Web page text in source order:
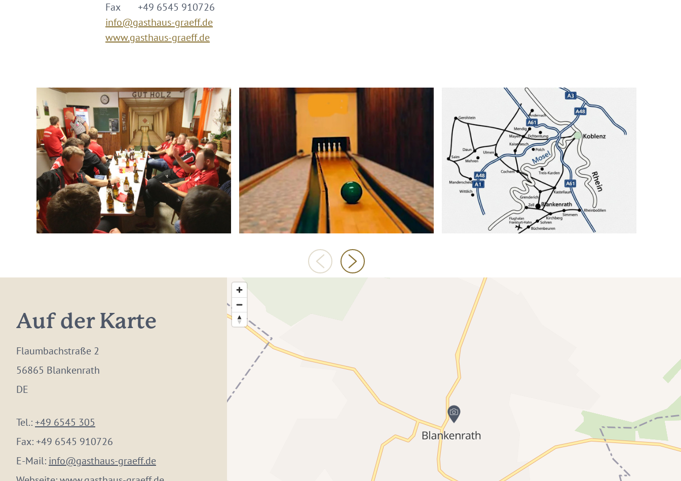
Fax +49 6545 910726
info@gasthaus-graeff.de
www.gasthaus-graeff.de
Auf der Karte
Flaumbachstraße 2
56865 Blankenrath
DE
Tel.:+49 6545 305
Fax:+49 6545 910726
E-Mail: info@gasthaus-graeff.de